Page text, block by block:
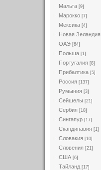
Мальта [9]
Марокко [7]
Мексика [4]
Новая Зеландия
ОАЭ [64]
Польша [1]
Португалия [8]
Прибалтика [5]
Россия [137]
Румыния [3]
Сейшелы [21]
Сербия [18]
Сингапур [17]
Скандинавия [1]
Словакия [10]
Словения [21]
США [6]
Тайланд [17]